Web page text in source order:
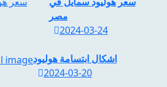
مصر
2024-03-24
اشكال ابتسامة هوليود
2024-03-20